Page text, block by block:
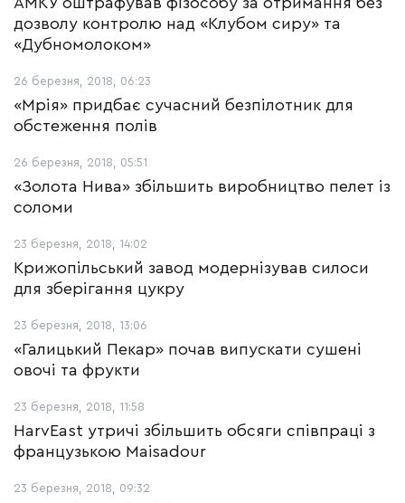
дозволу контролю над «Клубом сиру» та
«Дубномолоком»
26 березня, 2018, 06:23
«Мрія» придбає сучасний безпілотник для
обстеження полів
26 березня, 2018, 05:51
«Золота Нива» збільшить виробництво пелет із
соломи
23 березня, 2018, 14:02
Крижопільський завод модернізував силоси
для зберігання цукру
23 березня, 2018, 13:06
«Галицький Пекар» почав випускати сушені
овочі та фрукти
23 березня, 2018, 11:58
HarvEast утричі збільшить обсяги співпраці з
французькою Maisadour
23 березня, 2018, 09:32